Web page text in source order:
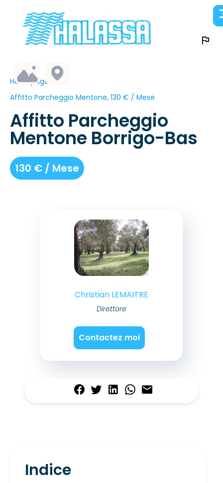
Homepage
Affitto Parcheggio Mentone, 130 € / Mese
Affitto Parcheggio
Mentone Borrigo-Bas
130 € / Mese
Christian LEMAITRE
Direttore
Contactez moi
Indice